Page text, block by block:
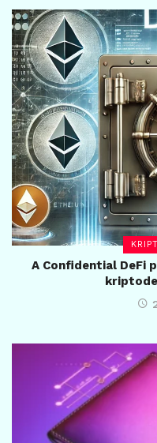
A Confidential DeFi